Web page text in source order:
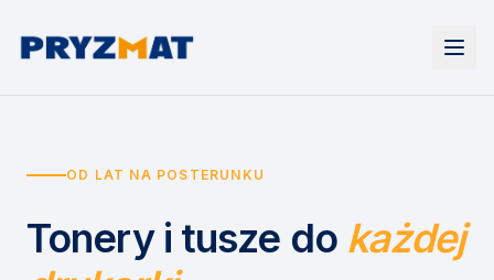
Urządzenia
Etykiety i identyfikacja
Skanery i obieg dokumentów
Monitory interaktywne
Wynajem drukarek
Wynajem urządzeń biurowych
Asystent druku
EZD RP
Misja szkoła
OD LAT NA POSTERUNKU
Tonery i tusze do każdej